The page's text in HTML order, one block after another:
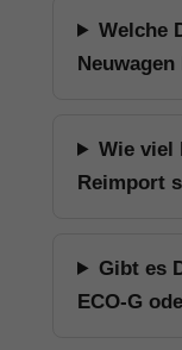
Welche
Wie viel
Reimport
Gibt es
ECO-G